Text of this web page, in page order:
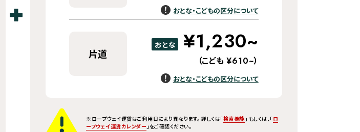
おとな・こどもの区分について
片道
おとな ¥1,230~
（こども¥610~）
おとな・こどもの区分について
※ロープウェイ運賃はご利用日により異なります。 詳しくは「検索機能 」 もしくは、「ロ
ープウェイ運賃カレンダー 」をご確認ください。